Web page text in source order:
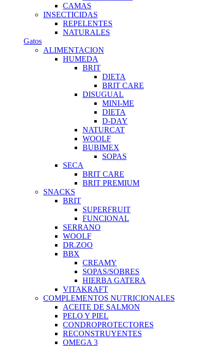
CAMAS
INSECTICIDAS
REPELENTES
NATURALES
Gatos
ALIMENTACION
HUMEDA
BRIT
DIETA
BRIT CARE
DISUGUAL
MINI-ME
DIETA
D-DAY
NATURCAT
WOOLF
BUBIMEX
SOPAS
SECA
BRIT CARE
BRIT PREMIUM
SNACKS
BRIT
SUPERFRUIT
FUNCIONAL
SERRANO
WOOLF
DR.ZOO
BBX
CREAMY
SOPAS/SOBRES
HIERBA GATERA
VITAKRAFT
COMPLEMENTOS NUTRICIONALES
ACEITE DE SALMON
PELO Y PIEL
CONDROPROTECTORES
RECONSTRUYENTES
OMEGA 3